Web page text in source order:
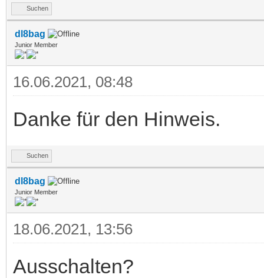
Suchen
dl8bag
Junior Member
16.06.2021, 08:48
Danke für den Hinweis.
Suchen
dl8bag
Junior Member
18.06.2021, 13:56
Ausschalten?